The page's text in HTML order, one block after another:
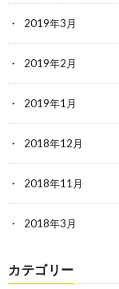
2019年3月
2019年2月
2019年1月
2018年12月
2018年11月
2018年3月
カテゴリー